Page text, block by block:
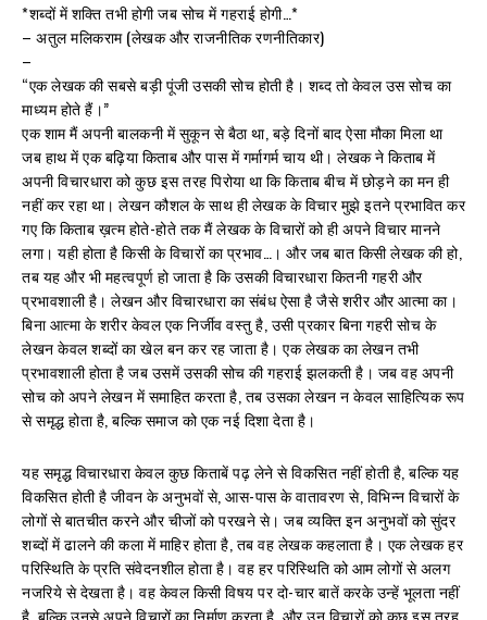
*शब्दों में शक्ति तभी होगी जब सोच में गहराई होगी…*
– अतुल मलिकराम (लेखक और राजनीतिक रणनीतिकार)
–
“एक लेखक की सबसे बड़ी पूंजी उसकी सोच होती है। शब्द तो केवल उस सोच का
माध्यम होते हैं।”
एक शाम मैं अपनी बालकनी में सुकून से बैठा था, बड़े दिनों बाद ऐसा मौका मिला था
जब हाथ में एक बढ़िया किताब और पास में गर्मागर्म चाय थी। लेखक ने किताब में
अपनी विचारधारा को कुछ इस तरह पिरोया था कि किताब बीच में छोड़ने का मन ही
नहीं कर रहा था। लेखन कौशल के साथ ही लेखक के विचार मुझे इतने प्रभावित कर
गए कि किताब ख़त्म होते-होते तक मैं लेखक के विचारों को ही अपने विचार मानने
लगा। यही होता है किसी के विचारों का प्रभाव…। और जब बात किसी लेखक की हो,
तब यह और भी महत्वपूर्ण हो जाता है कि उसकी विचारधारा कितनी गहरी और
प्रभावशाली है। लेखन और विचारधारा का संबंध ऐसा है जैसे शरीर और आत्मा का।
बिना आत्मा के शरीर केवल एक निर्जीव वस्तु है, उसी प्रकार बिना गहरी सोच के
लेखन केवल शब्दों का खेल बन कर रह जाता है। एक लेखक का लेखन तभी
प्रभावशाली होता है जब उसमें उसकी सोच की गहराई झलकती है। जब वह अपनी
सोच को अपने लेखन में समाहित करता है, तब उसका लेखन न केवल साहित्यिक रूप
से समृद्ध होता है, बल्कि समाज को एक नई दिशा देता है।
यह समृद्ध विचारधारा केवल कुछ किताबें पढ़ लेने से विकसित नहीं होती है, बल्कि यह
विकसित होती है जीवन के अनुभवों से, आस-पास के वातावरण से, विभिन्न विचारों के
लोगों से बातचीत करने और चीजों को परखने से। जब व्यक्ति इन अनुभवों को सुंदर
शब्दों में ढालने की कला में माहिर होता है, तब वह लेखक कहलाता है। एक लेखक हर
परिस्थिति के प्रति संवेदनशील होता है। वह हर परिस्थिति को आम लोगों से अलग
नजरिये से देखता है। वह केवल किसी विषय पर दो-चार बातें करके उन्हें भूलता नहीं